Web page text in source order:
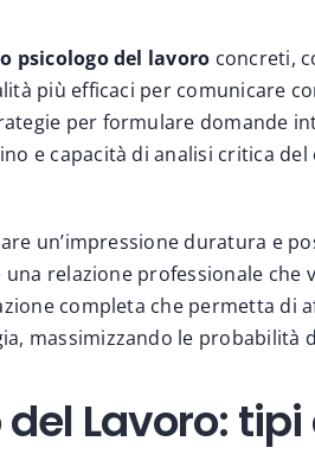
psicologo del lavoro concreti,
più efficaci per comunicare
per formulare domande
e capacità di analisi critica del
un’impressione duratura e
relazione professionale che
completa che permetta di
massimizzando le probabilità
Lavoro: tipi